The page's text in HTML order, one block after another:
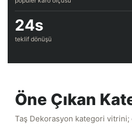
24s
teklif dönüşü
Öne Çıkan
Taş Dekorasyon kategori vitrini;